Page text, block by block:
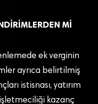
Mİ
ek verginin
ayrıca belirtilmiş
istisnası, yatırım
kazanç